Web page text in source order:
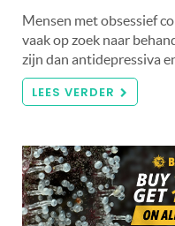
Mensen met obsessief
vaak op zoek naar
zijn dan antidepressiva
LEES VERDER